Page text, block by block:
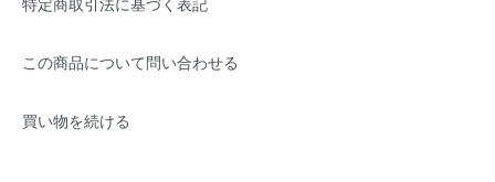
この商品について問い合わせる
買い物を続ける